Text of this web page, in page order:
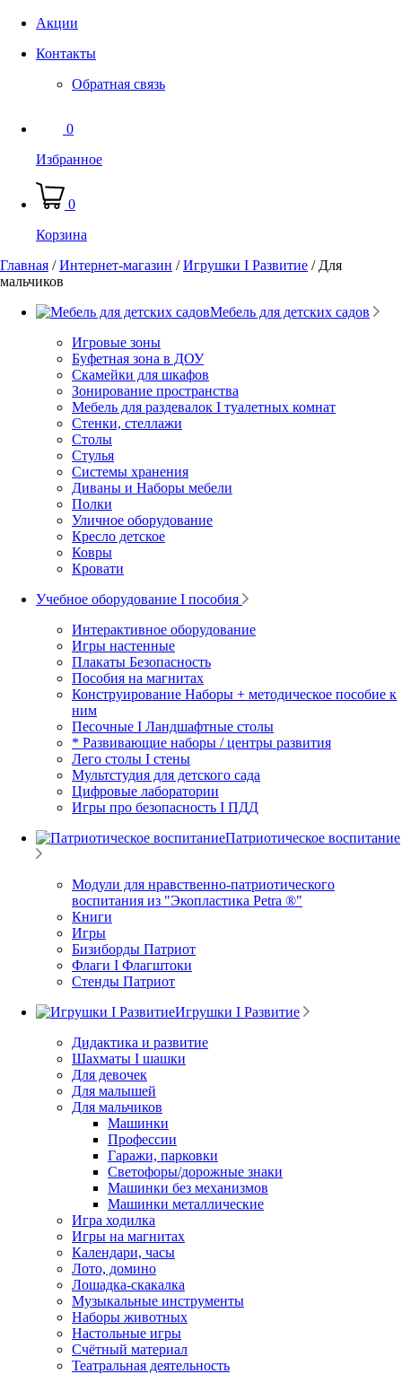
Акции
Контакты
Обратная связь
0
Избранное
0
Корзина
Главная /Интернет-магазин /Игрушки I Развитие / Для
мальчиков
Мебель для детских садов
Игровые зоны
Буфетная зона в ДОУ
Скамейки для шкафов
Зонирование пространства
Мебель для раздевалок I туалетных комнат
Стенки, стеллажи
Столы
Стулья
Системы хранения
Диваны и Наборы мебели
Полки
Уличное оборудование
Кресло детское
Ковры
Кровати
Учебное оборудование I пособия
Интерактивное оборудование
Игры настенные
Плакаты Безопасность
Пособия на магнитах
Конструирование Наборы + методическое пособие к
ним
Песочные I Ландшафтные столы
* Развивающие наборы / центры развития
Лего столы I стены
Мультстудия для детского сада
Цифровые лаборатории
Игры про безопасность I ПДД
Патриотическое воспитание
Модули для нравственно-патриотического
воспитания из "Экопластика Petra ®"
Книги
Игры
Бизиборды Патриот
Флаги I Флагштоки
Стенды Патриот
Игрушки I Развитие
Дидактика и развитие
Шахматы I шашки
Для девочек
Для малышей
Для мальчиков
Машинки
Профессии
Гаражи, парковки
Светофоры/дорожные знаки
Машинки без механизмов
Машинки металлические
Игра ходилка
Игры на магнитах
Календари, часы
Лото, домино
Лошадка-скакалка
Музыкальные инструменты
Наборы животных
Настольные игры
Счётный материал
Театральная деятельность